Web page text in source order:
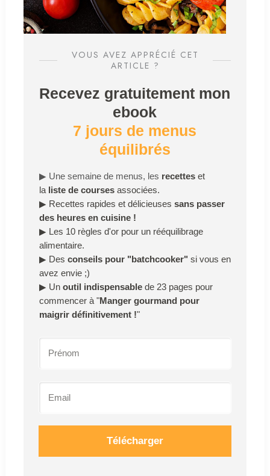
VOUS AVEZ APPRÉCIÉ CET
ARTICLE ?
Recevez gratuitement mon
ebook
7 jours de menus
équilibrés
▶ Une semaine de menus, les recettes et
la liste de courses associées.
▶ Recettes rapides et délicieuses sans passer
des heures en cuisine !
▶ Les 10 règles d'or pour un rééquilibrage
alimentaire.
▶ Des conseils pour "batchcooker" si vous en
avez envie ;)
▶ Un outil indispensablede 23 pages pour
commencer à "Manger gourmand pour
maigrir définitivement !"
Télécharger